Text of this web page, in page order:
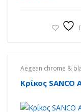
Aegean chrome &
Κρίκος SANCO